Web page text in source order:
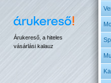
Árukereső, a hiteles
vásárlási kalauz